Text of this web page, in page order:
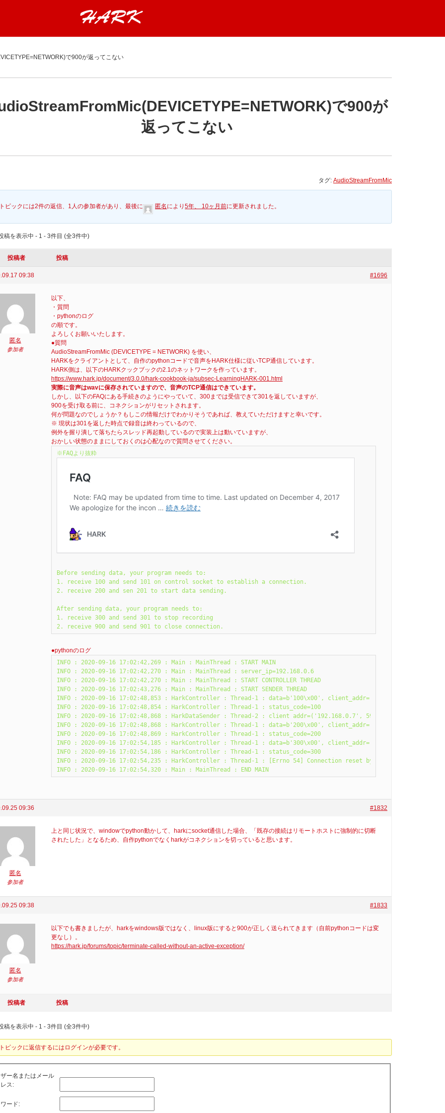
で900が返ってこない
で900が
返ってこない
タグ: AudioStreamFromMic
ピックには2件の返信、1人の参加者があり、最後に 匿名 により5年、 10ヶ月前に更新されました。
稿を表示中 - 1 - 3件目 (全3件中)
投稿者 投稿
09:38 #1696
匿名
参加者
以下、
・質問
・pythonのログ
の順です。
よろしくお願いいたします。
●質問
AudioStreamFromMic (DEVICETYPE = NETWORK) を使い、
HARKをクライアントとして、自作のpythonコードで音声をHARK仕様に従いTCP通信しています。
HARK側は、以下のHARKクックブックの2.1のネットワークを作っています。
https://www.hark.jp/document/3.0.0/hark-cookbook-ja/subsec-LearningHARK-001.html
実際に音声はwavに保存されていますので、音声のTCP通信はできています。
しかし、以下のFAQにある手続きのようにやっていて、300までは受信できて301を返していますが、
900を受け取る前に、コネクションがリセットされます。
何が問題なのでしょうか？もしこの情報だけでわかりそうであれば、教えていただけますと幸いです。
※ 現状は301を返した時点で録音は終わっているので、
例外を握り潰して落ちたらスレッド再起動しているので実装上は動いていますが、
おかしい状態のままにしておくのは心配なので質問させてください。
Before sending data, your program needs to:
1. receive 100 and send 101 on control socket to establish a connection.
2. receive 200 and sen 201 to start data sending.
After sending data, your program needs to:
1. receive 300 and send 301 to stop recording
2. receive 900 and send 901 to close connection.
●pythonのログ
INFO : 2020-09-16 17:02:42,269 : Main : MainThread : START MAIN
INFO : 2020-09-16 17:02:42,270 : Main : MainThread : server_ip=192.168.0.6
INFO : 2020-09-16 17:02:42,270 : Main : MainThread : START CONTROLLER THREAD
INFO : 2020-09-16 17:02:43,276 : Main : MainThread : START SENDER THREAD
INFO : 2020-09-16 17:02:48,853 : HarkController : Thread-1 : data=b'100\x00', client_addr=('192.168.0.7',
INFO : 2020-09-16 17:02:48,854 : HarkController : Thread-1 : status_code=100
INFO : 2020-09-16 17:02:48,868 : HarkDataSender : Thread-2 : client addr=('192.168.0.7', 59507)
INFO : 2020-09-16 17:02:48,868 : HarkController : Thread-1 : data=b'200\x00', client_addr=('192.168.0.7',
INFO : 2020-09-16 17:02:48,869 : HarkController : Thread-1 : status_code=200
INFO : 2020-09-16 17:02:54,185 : HarkController : Thread-1 : data=b'300\x00', client_addr=('192.168.0.7',
INFO : 2020-09-16 17:02:54,186 : HarkController : Thread-1 : status_code=300
INFO : 2020-09-16 17:02:54,235 : HarkController : Thread-1 : [Errno 54] Connection reset by peer
INFO : 2020-09-16 17:02:54,320 : Main : MainThread : END MAIN
09:36 #1832
匿名
参加者
上と同じ状況で、windowでpython動かして、harkにsocket通信した場合、「既存の接続はリモートホストに強制的に切断
されたした」となるため、自作pythonでなくharkがコネクションを切っていると思います。
09:38 #1833
匿名
参加者
以下でも書きましたが、harkをwindows版ではなく、linux版にすると900が正しく送られてきます（自前pythonコードは変
更なし）。
https://hark.jp/forums/topic/terminate-called-without-an-active-exception/
投稿者 投稿
稿を表示中 - 1 - 3件目 (全3件中)
ピックに返信するにはログインが必要です。
ー名またはメール
ス:
ード: